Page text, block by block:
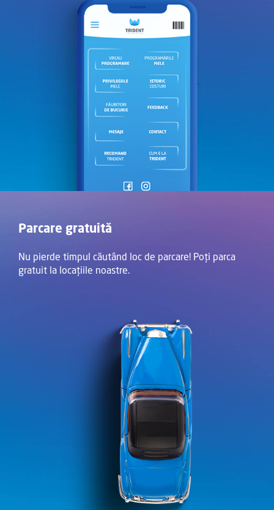
Parcare gratuită
Nu pierde timpul căutând loc de parcare! Poți parca
gratuit la locațiile noastre.